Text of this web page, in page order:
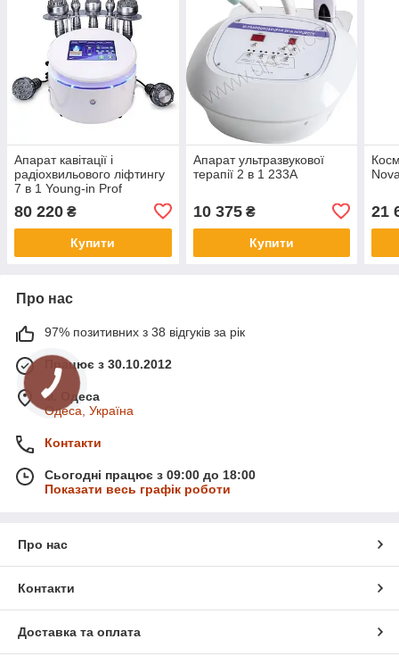
Апарат кавітації і
радіохвильового ліфтингу
7 в 1 Young-in Prof
80 220 ₴
Купити
Апарат ультразвукової
терапії 2 в 1 233A
10 375₴
Купити
21
Про нас
97% позитивних з 38 відгуків за рік
Працює з 30.10.2012
м. Одеса
Одеса, Україна
Контакти
Сьогодні працює з 09:00 до 18:00
Показати весь графік роботи
Про нас
Контакти
Доставка та оплата